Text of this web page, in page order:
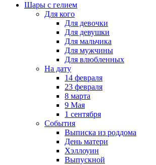
Шары с гелием
Для кого
Для девочки
Для девушки
Для мальчика
Для мужчины
Для влюбленных
На дату
14 февраля
23 февраля
8 марта
9 Мая
1 сентября
События
Выписка из роддома
День матери
Хэллоуин
Выпускной